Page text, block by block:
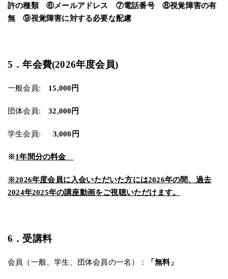
許の種類 ⑥メールアドレス ⑦電話番号 ⑧視覚障害の有
無 ⑨視覚障害に対する必要な配慮
5．年会費(2026年度会員)
一般会員: 15,000円
団体会員:32,000円
学生会員: 3,000円
※1年間分の料金
※2026年度会員に入会いただいた方には2026年の間、過去
2024年2025年の講座動画をご視聴いただけます。
6．受講料
会員（一般、学生、団体会員の一名）： 「無料」